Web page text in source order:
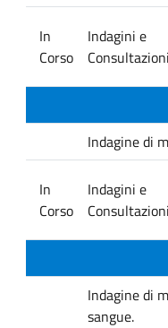
In
Corso
Indagini e
Consultazioni
Indagine di
In
Corso
Indagini e
Consultazioni
Indagine di
sangue.